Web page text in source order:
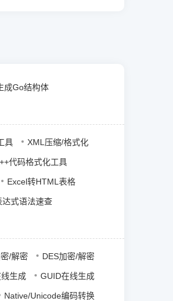
成Go结构体
具 XML压缩/格式化
代码格式化工具
Excel转HTML表格
达式语法速查
/解密 DES加密/解密
生成 GUID在线生成
Native/Unicode编码转换